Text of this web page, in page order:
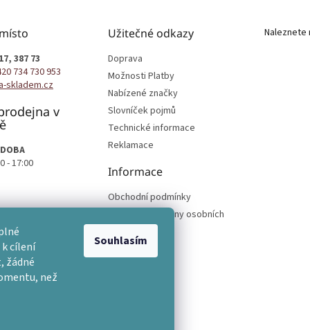
cílení
žádné
než
Souhlasím
387 73
734 730 953
skladem.cz
v
- 17:00
Užitečné odkazy
Doprava
Možnosti Platby
Nabízené značky
Slovníček pojmů
Technické informace
Reklamace
Informace
Obchodní podmínky
Podmínky ochrany osobních
podmínek
Naleznete